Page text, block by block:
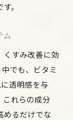
。
ム
くすみ改善に効
でも、ビタミ
透明感を与
これらの成分
めるだけでな